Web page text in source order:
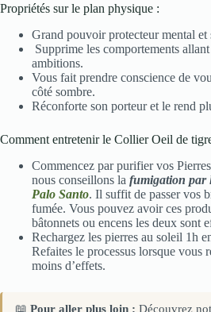
Propriétés sur le plan physique :
Grand pouvoir protecteur mental et
Supprime les comportements
ambitions.
Vous fait prendre conscience de
côté sombre.
Réconforte son porteur et le rend
Comment entretenir le Collier Oeil de
Commencez par purifier vos
nous conseillons la fumigation par
Palo Santo. Il suffit de passer vos
fumée. Vous pouvez avoir ces
bâtonnets ou encens les deux sont
Rechargez les pierres au soleil 1h
Refaites le processus lorsque vous
moins d’effets.
📖 Pour aller plus loin : Découvrez